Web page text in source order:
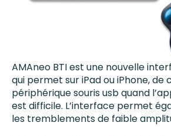
AMAneo BTI est une nouvelle
qui permet sur iPad ou iPhone, de
périphérique souris usb quand
est difficile. L’interface permet
les tremblements de faible